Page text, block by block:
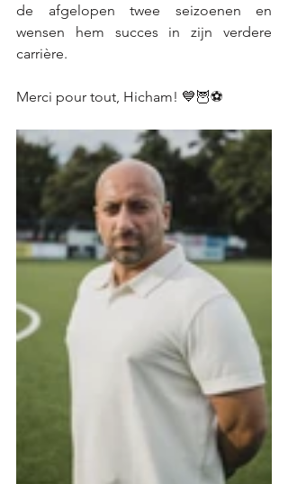
de afgelopen twee seizoenen en
wensen hem succes in zijn verdere
carrière.
Merci pour tout, Hicham! 💙🦉⚽